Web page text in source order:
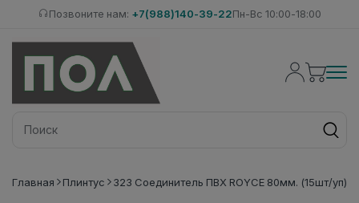
Позвоните нам: +7(988)140-39-22Пн-Вс 10:00-18:00
Главная Плинтус 323 Соединитель ПВХ ROYCE 80мм. (15шт/уп)